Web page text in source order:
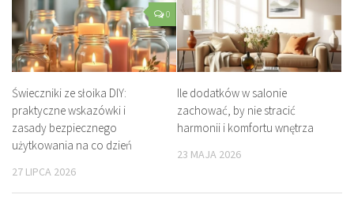
0
Świeczniki ze słoika DIY:
praktyczne wskazówki i
zasady bezpiecznego
użytkowania na co dzień
27 LIPCA 2026
Ile dodatków w salonie
zachować, by nie stracić
harmonii i komfortu wnętrza
23 MAJA 2026